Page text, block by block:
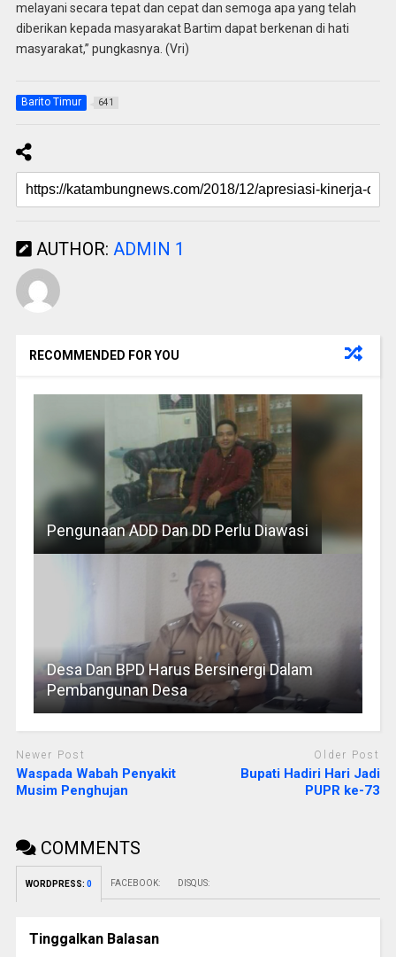
melayani secara tepat dan cepat dan semoga apa yang telah
diberikan kepada masyarakat Bartim dapat berkenan di hati
masyarakat,” pungkasnya. (Vri)
Barito Timur 641
AUTHOR: ADMIN 1
RECOMMENDED FOR YOU
Pengunaan ADD Dan DD Perlu Diawasi
Desa Dan BPD Harus Bersinergi Dalam
Pembangunan Desa
Newer Post
Waspada Wabah Penyakit
Musim Penghujan
Older Post
Bupati Hadiri Hari Jadi
PUPR ke-73
COMMENTS
WORDPRESS: 0 FACEBOOK: DISQUS:
Tinggalkan Balasan